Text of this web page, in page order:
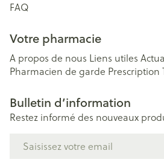
FAQ
Votre pharmacie
A propos de nous Liens utiles
Pharmacien de garde Prescription
Bulletin d’information
Restez informé des nouveaux